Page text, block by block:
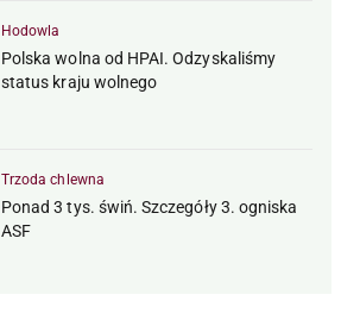
Hodowla
Polska wolna od HPAI. Odzyskaliśmy
status kraju wolnego
Trzoda chlewna
Ponad 3 tys. świń. Szczegóły 3. ogniska
ASF